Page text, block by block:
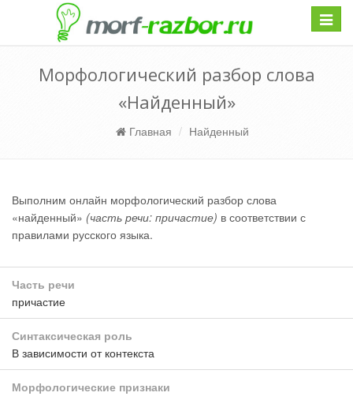
Морфологический разбор слова
«Найденный»
Главная Найденный
Выполним онлайн морфологический разбор слова
«найденный» (часть речи: причастие) в соответствии с
правилами русского языка.
Часть речи
причастие
Синтаксическая роль
В зависимости от контекста
Морфологические признаки